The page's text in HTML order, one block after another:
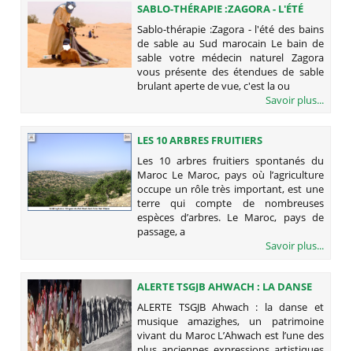
SABLO-THÉRAPIE :ZAGORA - L'ÉTÉ
DES BAINS DE SABLE AU SUD
MAROCAIN
Sablo-thérapie :Zagora - l'été des bains
de sable au Sud marocain Le bain de
sable votre médecin naturel Zagora
vous présente des étendues de sable
brulant aperte de vue, c'est la ou
Savoir plus...
LES 10 ARBRES FRUITIERS
SPONTANÉS DU MAROC
Les 10 arbres fruitiers spontanés du
Maroc Le Maroc, pays où l’agriculture
occupe un rôle très important, est une
terre qui compte de nombreuses
espèces d’arbres. Le Maroc, pays de
passage, a
Savoir plus...
ALERTE TSGJB AHWACH : LA DANSE
ET MUSIQUE AMAZIGHES, UN
PATRIMOINE VIVANT DU MAROC
ALERTE TSGJB Ahwach : la danse et
musique amazighes, un patrimoine
vivant du Maroc L’Ahwach est l’une des